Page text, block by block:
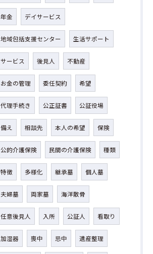
年金 デイサービス
地域包括支援センター 生活サポート
サービス 後見人 不動産
お金の管理 委任契約 希望
代理手続き 公正証書 公証役場
備え 相談先 本人の希望 保険
公的介護保険 民間の介護保険 種類
特徴 多様化 継承墓 個人墓
夫婦墓 両家墓 海洋散骨
任意後見人 入所 公証人 看取り
加湿器 喪中 忌中 遺産整理